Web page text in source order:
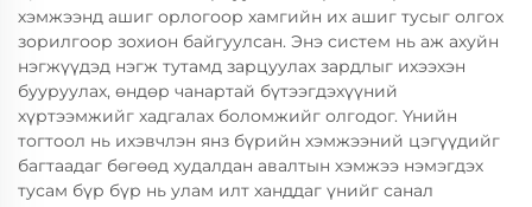
хэмжээнд ашиг орлогоор хамгийн их ашиг тусыг олгох
зорилгоор зохион байгуулсан. Энэ систем нь аж ахуйн
нэгжүүдэд нэгж тутамд зарцуулах зардлыг ихээхэн
бууруулах, өндөр чанартай бүтээгдэхүүний
хүртээмжийг хадгалах боломжийг олгодог. Үнийн
тогтоол нь ихэвчлэн янз бүрийн хэмжээний цэгүүдийг
багтаадаг бөгөөд худалдан авалтын хэмжээ нэмэгдэх
тусам бүр бүр нь улам илт ханддаг үнийг санал